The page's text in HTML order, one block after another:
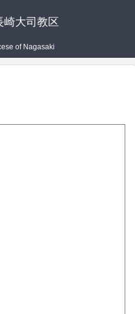
崎大司教区
of Nagasaki